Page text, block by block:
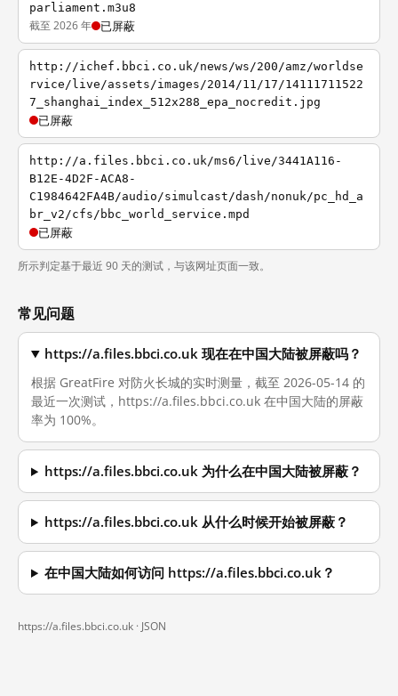
parliament.m3u8
截至 2026 年 已屏蔽
http://ichef.bbci.co.uk/news/ws/200/amz/worldse
rvice/live/assets/images/2014/11/17/14111711522
7_shanghai_index_512x288_epa_nocredit.jpg
已屏蔽
http://a.files.bbci.co.uk/ms6/live/3441A116-
B12E-4D2F-ACA8-
C1984642FA4B/audio/simulcast/dash/nonuk/pc_hd_a
br_v2/cfs/bbc_world_service.mpd
已屏蔽
所示判定基于最近 90 天的测试，与该网址页面一致。
常见问题
https://a.files.bbci.co.uk 现在在中国大陆被屏蔽吗？
根据 GreatFire 对防火长城的实时测量，截至 2026-05-14 的
最近一次测试，https://a.files.bbci.co.uk 在中国大陆的屏蔽
率为 100%。
https://a.files.bbci.co.uk 为什么在中国大陆被屏蔽？
https://a.files.bbci.co.uk 从什么时候开始被屏蔽？
在中国大陆如何访问 https://a.files.bbci.co.uk？
https://a.files.bbci.co.uk · JSON